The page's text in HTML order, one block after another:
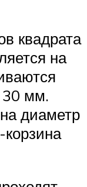
квадрата
на
30 мм.
диаметр